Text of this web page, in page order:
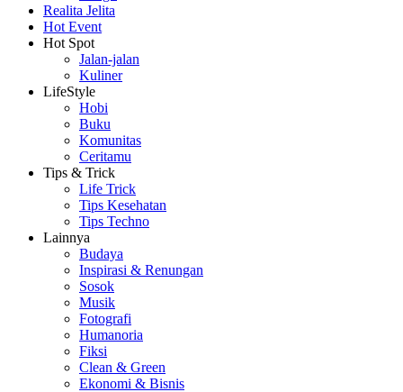
Realita Jelita
Hot Event
Hot Spot
Jalan-jalan
Kuliner
LifeStyle
Hobi
Buku
Komunitas
Ceritamu
Tips & Trick
Life Trick
Tips Kesehatan
Tips Techno
Lainnya
Budaya
Inspirasi & Renungan
Sosok
Musik
Fotografi
Humanoria
Fiksi
Clean & Green
Ekonomi & Bisnis